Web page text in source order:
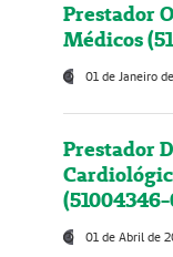
Prestador
Médicos
01 de Janeiro
Prestador
01 de Abril de